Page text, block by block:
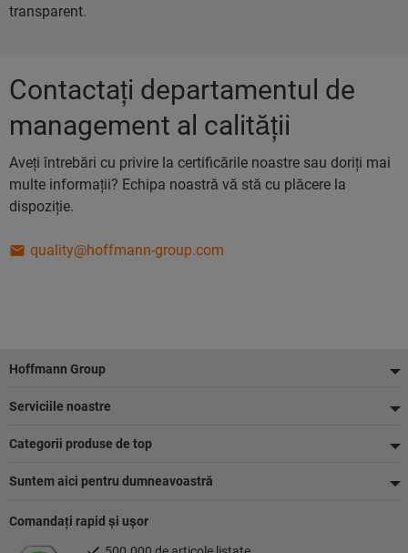
transparent.
Contactați departamentul de
management al calității
Aveți întrebări cu privire la certificările noastre sau doriți mai
multe informații? Echipa noastră vă stă cu plăcere la
dispoziție.
qua lity@hoffmann-group.com
Footer
Hoffmann Group
Serviciile noastre
Categorii produse de top
Suntem aici pentru dumneavoastră
Comandaţi rapid şi uşor